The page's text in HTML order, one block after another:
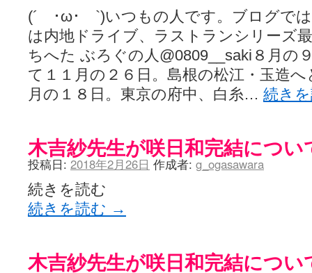
(´ ･ω･ `)いつもの人です。ブログでは
は内地ドライブ、ラストランシリーズ
ちへた ぶろぐの人@0809__saki８月の
て１１月の２６日。島根の松江・玉造
月の１８日。東京の府中、白糸… 続き
木吉紗先生が咲日和完結につい
投稿日: 2018年2月26日 作成者: g_ogasawara
続きを読む
続きを読む →
木吉紗先生が咲日和完結につい